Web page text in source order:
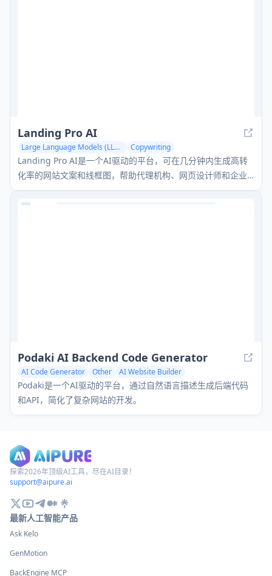
Landing Pro AI
Large Language Models (LLMs)
Copywriting
AI Landing Page Builder
Landing Pro AI是一个AI驱动的平台，可在几分钟内生成高转
化率的网站文案和线框图，帮助代理机构、网页设计师和企业
家快速创建引人注目的着陆页。
Podaki AI Backend Code Generator
AI Code Generator Other AI Website Builder
Podaki是一个AI驱动的平台，通过自然语言描述生成后端代码
和API，简化了复杂网站的开发。
探索2026年顶级AI工具，尽在AI目录！
support@aipure.ai
最新人工智能产品
Ask Kelo
GenMotion
BackEngine MCP